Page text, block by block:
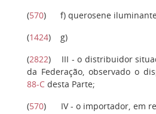
(570) f) querosene
(1424) g)
(2822) III - o distribuidor
da Federação, observado o
88-C desta Parte;
(570) IV- o importador, em